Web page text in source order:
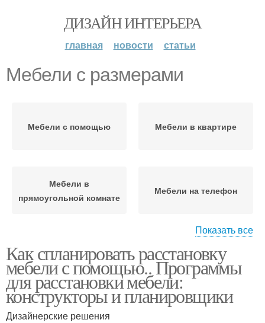
ДИЗАЙН ИНТЕРЬЕРА
главная новости статьи
Мебели с размерами
Мебели с помощью Мебели в квартире
Мебели в
прямоугольной комнате
Мебели на телефон
Мебели в комнате
Показать все
Как спланировать расстановку
мебели с помощью.. Программы
для расстановки мебели:
конструкторы и планировщики
Дизайнерские решения